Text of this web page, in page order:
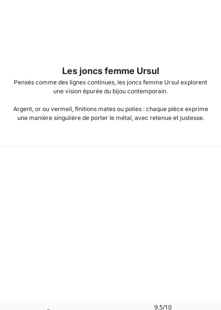
Les joncs femme Ursul
Pensés comme des lignes continues, les joncs femme Ursul explorent
une vision épurée du bijou contemporain.
Argent, or ou vermeil, finitions mates ou polies : chaque pièce exprime
une manière singulière de porter le métal, avec retenue et justesse.